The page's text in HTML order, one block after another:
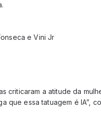
e Vini Jr
criticaram a atitude da
que essa tatuagem é IA”,